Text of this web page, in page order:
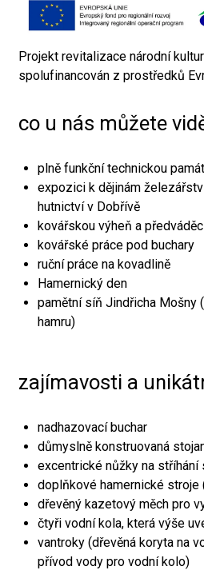
Projekt revitalizace národní
spolufinancován z prostředků
co u nás můžete
plně funkční technickou
expozici k dějinám
hutnictví v Dobřívě
kovářskou výheň a
kovářské práce pod buchary
ruční práce na kovadlině
Hamernický den
pamětní síň Jindřicha Mošny
hamru)
zajímavosti a
nadhazovací buchar
důmyslně konstruovaná
excentrické nůžky na
doplňkové hamernické stroje
dřevěný kazetový měch pro
čtyři vodní kola, která výše
vantroky (dřevěná koryta na
přívod vody pro vodní kolo)